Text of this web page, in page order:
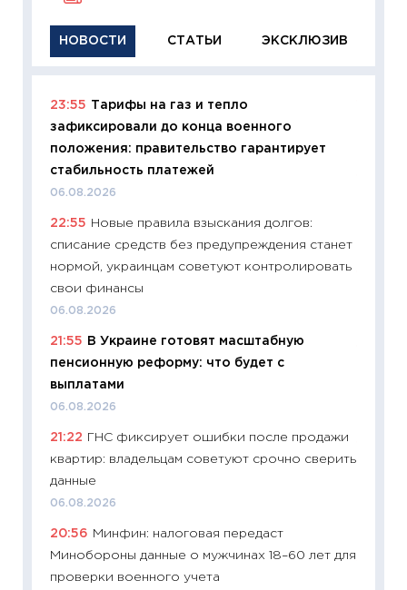
НОВОСТИ СТАТЬИ ЭКСКЛЮЗИВ
23:55 Тарифы на газ и тепло
зафиксировали до конца военного
положения: правительство гарантирует
стабильность платежей
06.08.2026
22:55
Новые правила взыскания долгов:
списание средств без предупреждения станет
нормой, украинцам советуют контролировать
свои финансы
06.08.2026
21:55
В Украине готовят масштабную
пенсионную реформу: что будет с
выплатами
06.08.2026
21:22
ГНС фиксирует ошибки после продажи
квартир: владельцам советуют срочно сверить
данные
06.08.2026
20:56 Минфин: налоговая передаст
Минобороны данные о мужчинах 18–60 лет для
проверки военного учета